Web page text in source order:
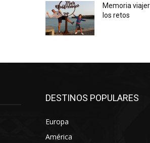
Memoria
los retos
DESTINOS POPULARES
Europa
América